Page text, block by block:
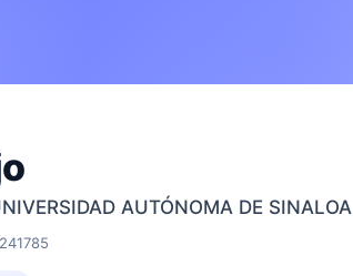
AUTÓNOMA DE SINALOA